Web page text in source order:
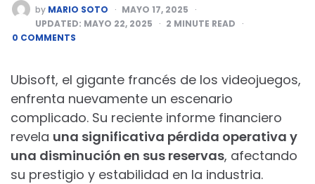
POSTED
BY
by MARIO SOTO
MAYO 17, 2025
UPDATED: MAYO 22, 2025 2 MINUTE READ
0 COMMENTS
Ubisoft, el gigante francés de los videojuegos,
enfrenta nuevamente un escenario
complicado. Su reciente informe financiero
revela una significativa pérdida operativa y
una disminución en sus reservas, afectando
su prestigio y estabilidad en la industria.